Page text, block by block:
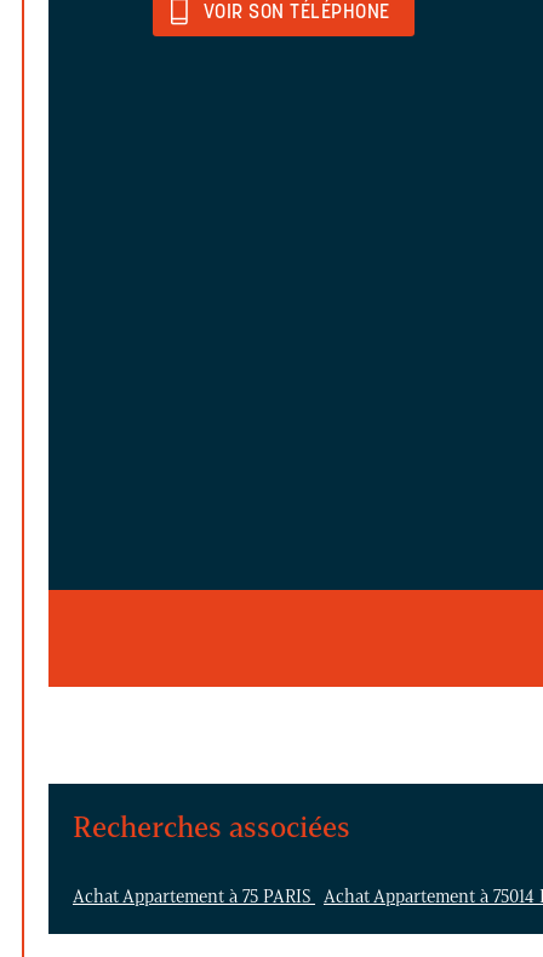
VOIR SON TÉLÉPHONE
Recherches associées
Achat Appartement à 75 PARIS Achat Appartement à 75014